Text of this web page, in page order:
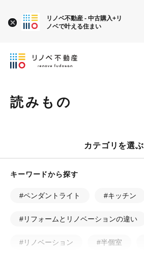
読みもの
カテゴリを選ぶ
キーワードから探す
#ペンダントライト #キッチン
#リフォームとリノベーションの違い
#リノベーション #半個室
リノベ不動産 - 中古購入+リ
ノベで叶える住まい